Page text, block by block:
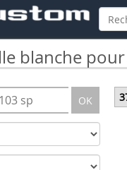
blanche
OK